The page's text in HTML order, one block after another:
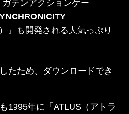
テンアクションゲー
』も開発される人気っぷり
たため、ダウンロードでき
1995年に「ATLUS（アトラ